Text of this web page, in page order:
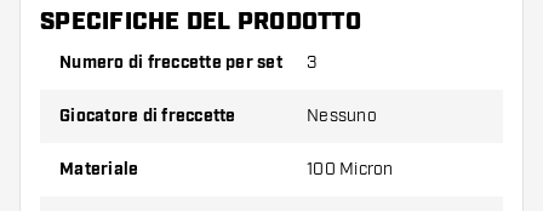
numero di alette e di astine. Questi possono
Provate una forma, un materiale o uno
variante vi si addice di più!
SPECIFICHE DEL PRODOTTO
Numero di freccette per set 3
Giocatore di freccette Nessuno
Materiale 100 Micron